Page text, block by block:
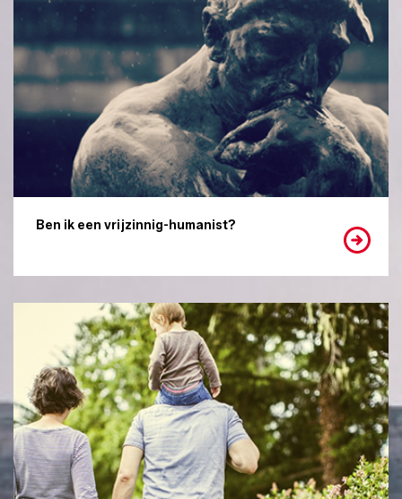
Ben ik een vrijzinnig-humanist?